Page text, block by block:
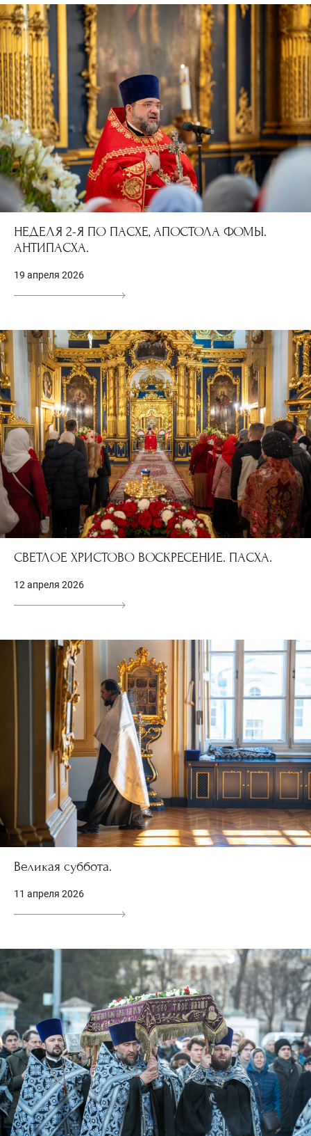
НЕДЕЛЯ 2-Я ПО ПАСХЕ, АПОСТОЛА ФОМЫ.
АНТИПАСХА.
19 апреля 2026
СВЕТЛОЕ ХРИСТОВО ВОСКРЕСЕНИЕ. ПАСХА.
12 апреля 2026
Великая суббота.
11 апреля 2026